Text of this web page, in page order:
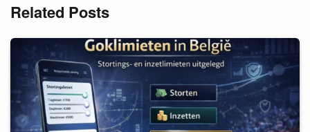
Related Posts